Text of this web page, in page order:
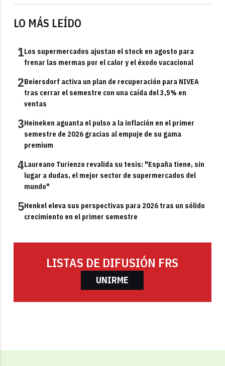
LO MÁS LEÍDO
1Los supermercados ajustan el stock en agosto para
frenar las mermas por el calor y el éxodo vacacional
2Beiersdorf activa un plan de recuperación para NIVEA
tras cerrar el semestre con una caída del 3,5% en
ventas
3Heineken aguanta el pulso a la inflación en el primer
semestre de 2026 gracias al empuje de su gama
premium
4Laureano Turienzo revalida su tesis: "España tiene, sin
lugar a dudas, el mejor sector de supermercados del
mundo"
5Henkel eleva sus perspectivas para 2026 tras un sólido
crecimiento en el primer semestre
LISTAS DE DIFUSIÓN FRS
UNIRME